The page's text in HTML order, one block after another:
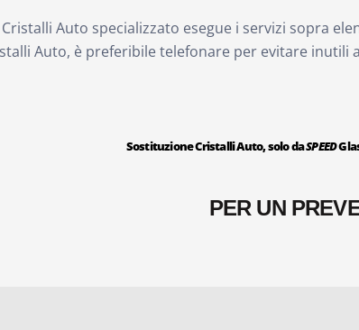
Auto specializzato esegue i servizi sopra
Auto, è preferibile telefonare per evitare
Sostituzione Cristalli Auto, solo daSPEED
PER UN